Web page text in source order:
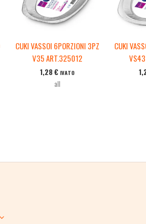
CUKI VASSOI 6PORZIONI 3PZ
V35 ART.325012
1,28€ IVATO
all
CUKI